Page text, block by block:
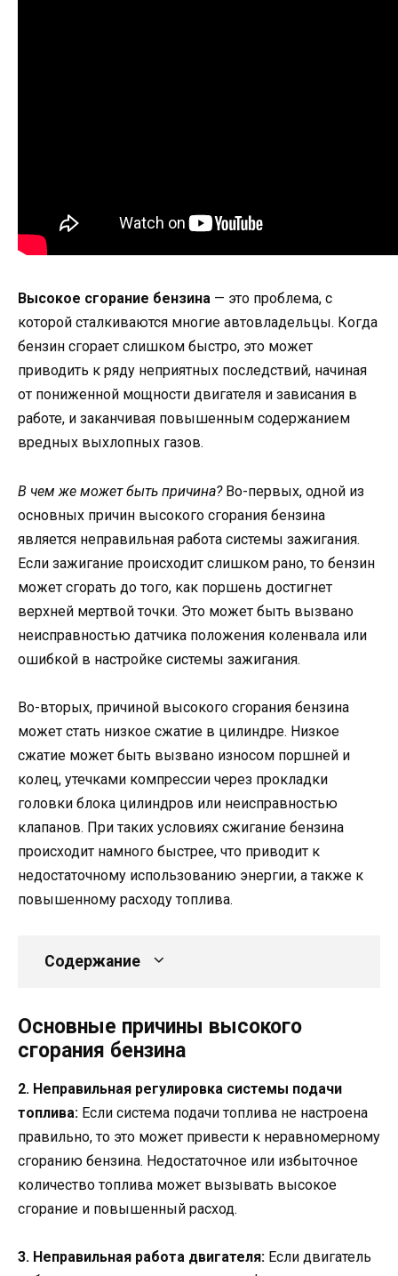
Высокое сгорание бензина — это проблема, с
которой сталкиваются многие автовладельцы. Когда
бензин сгорает слишком быстро, это может
приводить к ряду неприятных последствий, начиная
от пониженной мощности двигателя и зависания в
работе, и заканчивая повышенным содержанием
вредных выхлопных газов.
В чем же может быть причина?Во-первых, одной из
основных причин высокого сгорания бензина
является неправильная работа системы зажигания.
Если зажигание происходит слишком рано, то бензин
может сгорать до того, как поршень достигнет
верхней мертвой точки. Это может быть вызвано
неисправностью датчика положения коленвала или
ошибкой в настройке системы зажигания.
Во-вторых, причиной высокого сгорания бензина
может стать низкое сжатие в цилиндре. Низкое
сжатие может быть вызвано износом поршней и
колец, утечками компрессии через прокладки
головки блока цилиндров или неисправностью
клапанов. При таких условиях сжигание бензина
происходит намного быстрее, что приводит к
недостаточному использованию энергии, а также к
повышенному расходу топлива.
Содержание
Основные причины высокого
сгорания бензина
2. Неправильная регулировка системы подачи
топлива: Если система подачи топлива не настроена
правильно, то это может привести к неравномерному
сгоранию бензина. Недостаточное или избыточное
количество топлива может вызывать высокое
сгорание и повышенный расход.
3. Неправильная работа двигателя: Если двигатель